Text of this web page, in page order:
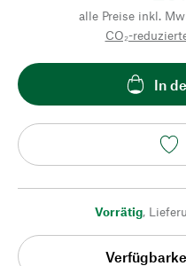
alle Preise inkl.
CO₂-
In
Vorrätig,